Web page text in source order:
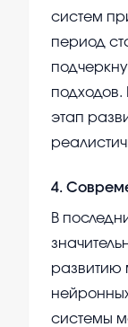
систем
период
подходов.
этап
4.
В
развитию
системы